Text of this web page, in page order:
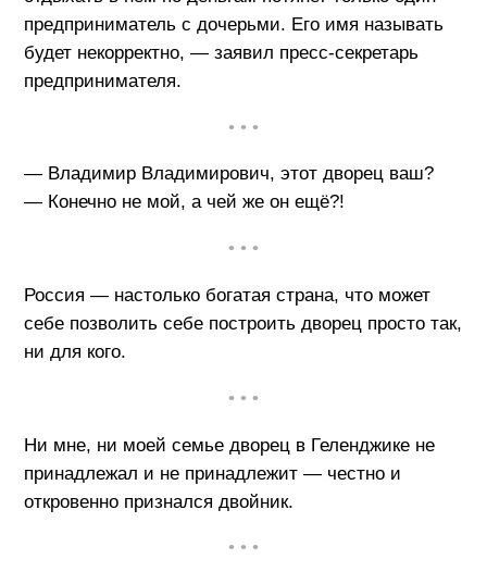
предприниматель с дочерьми. Его имя называть
будет некорректно, — заявил пресс-секретарь
предпринимателя.
• • •
— Владимир Владимирович, этот дворец ваш?
— Конечно не мой, а чей же он ещё?!
• • •
Россия — настолько богатая страна, что может
себе позволить себе построить дворец просто так,
ни для кого.
• • •
Ни мне, ни моей семье дворец в Геленджике не
принадлежал и не принадлежит — честно и
откровенно признался двойник.
• • •